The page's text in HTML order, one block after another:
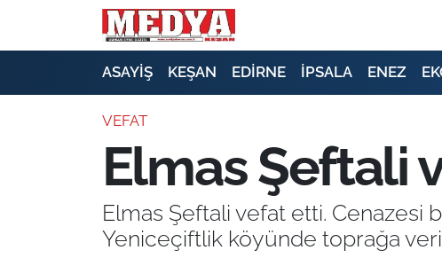
ASAYİŞ KEŞAN EDİRNE İPSALA ENEZ
VEFAT
Elmas Şeftali
Elmas Şeftali vefat etti. Cenazesi
Yeniceçiftlik köyünde toprağa
E-GAZETE
SİYASET
GÜNDEM